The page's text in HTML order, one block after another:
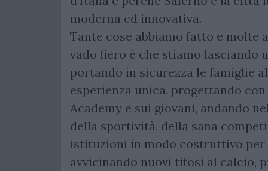
moderna ed innovativa.
Tante cose abbiamo fatto e molte
vado fiero è che stiamo lasciando
portando in sicurezza le famiglie
esperienza unica, progettando
Academy e sui giovani, andando
della sportività, della sana
istituzioni in modo costruttivo
avvicinando nuovi tifosi al calcio,